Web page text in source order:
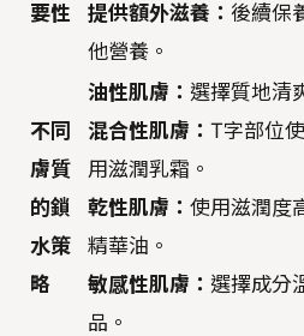
要性
提供額外滋養： 後續保
他營養。
不同
膚質
的鎖
水策
略
油性肌膚： 選擇質地清
混合性肌膚： T字部位
用滋潤乳霜。
乾性肌膚： 使用滋潤度
精華油。
敏感性肌膚： 選擇成分
品。